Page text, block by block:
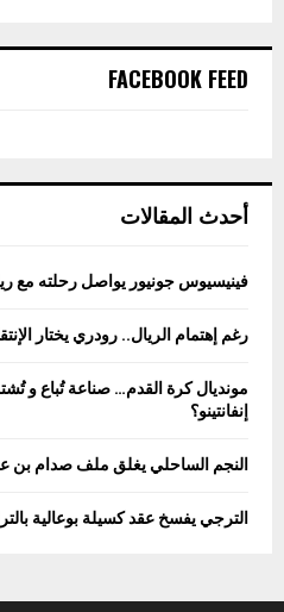
FACEBOOK FEED
أحدث المقالات
فينيسيوس جونيور يواصل رحلته مع ريال
رغم إهتمام الريال.. رودري يختار
مونديال كرة القدم… صناعة تُباع و
إنفانتينو؟
النجم الساحلي يغلق ملف صدام بن
الترجي يفسخ عقد كسيلة بوعالية